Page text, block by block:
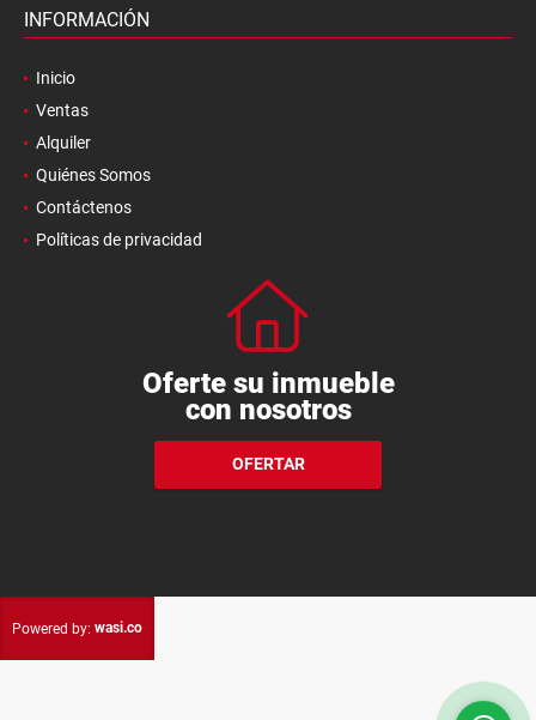
INFORMACIÓN
Inicio
Ventas
Alquiler
Quiénes Somos
Contáctenos
Políticas de privacidad
Oferte su inmueble
con nosotros
OFERTAR
Powered by: wasi.co